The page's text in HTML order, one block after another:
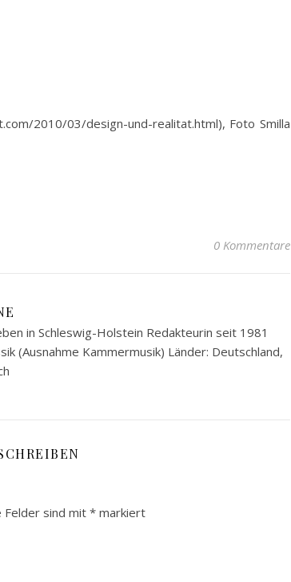
2010/03/design-und-realitat.html), Foto Smilla
0 Kommentare
in Schleswig-Holstein Redakteurin seit 1981
(Ausnahme Kammermusik) Länder: Deutschland,
Felder sind mit* markiert